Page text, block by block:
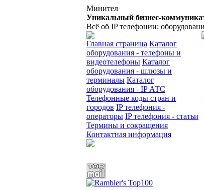
Минител
Уникальный бизнес-
Всё об IP телефонии:
Главная страница Каталог
оборудования - телефоны и
видеотелефоны Каталог
оборудования - шлюзы и
терминалы Каталог
оборудования - IP АТС
Телефонные коды стран и
городов IP телефония -
операторы IP телефония - статьи
Термины и сокращения
Контактная информация